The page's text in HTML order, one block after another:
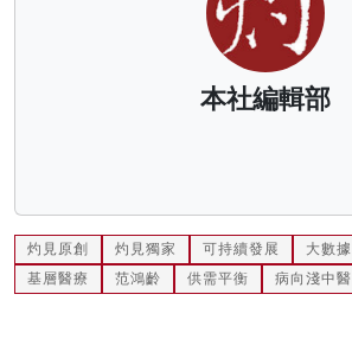
本社編輯部
灼見原創 灼見獨家 可持續發展 大數據
基層醫療
范鴻齡 供需平衡 病向淺中醫